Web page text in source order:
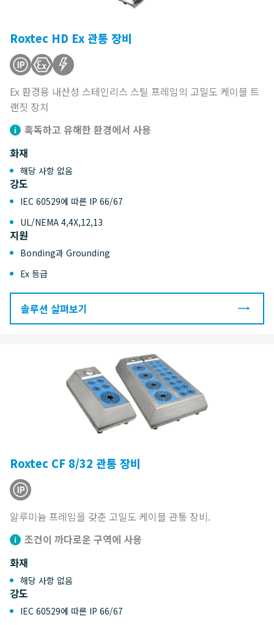
Roxtec HD Ex 관통 장비
Ex 환경용 내산성 스테인리스 스틸 프레임의 고밀도 케이블 트
랜짓 장치
혹독하고 유해한 환경에서 사용
화재
해당 사항 없음
강도
IEC 60529에 따른 IP 66/67
UL/NEMA 4,4X,12,13
지원
Bonding과 Grounding
Ex 등급
솔루션 살펴보기
Roxtec CF 8/32 관통 장비
알루미늄 프레임을 갖춘 고밀도 케이블 관통 장비.
조건이 까다로운 구역에 사용
화재
해당 사항 없음
강도
IEC 60529에 따른 IP 66/67